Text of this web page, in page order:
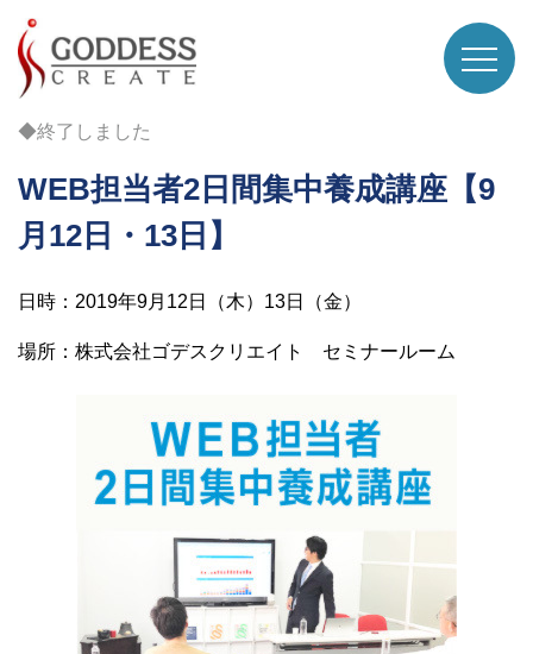
◆終了しました
WEB担当者2日間集中養成講座【9
月12日・13日】
日時：2019年9月12日（木）13日（金）
場所：株式会社ゴデスクリエイト セミナールーム